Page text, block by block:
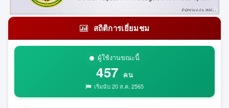
สถิติการเยี่ยมชม
ผู้ใช้งานขณะนี้
457 คน
เริ่มนับ 20 ส.ค. 2565